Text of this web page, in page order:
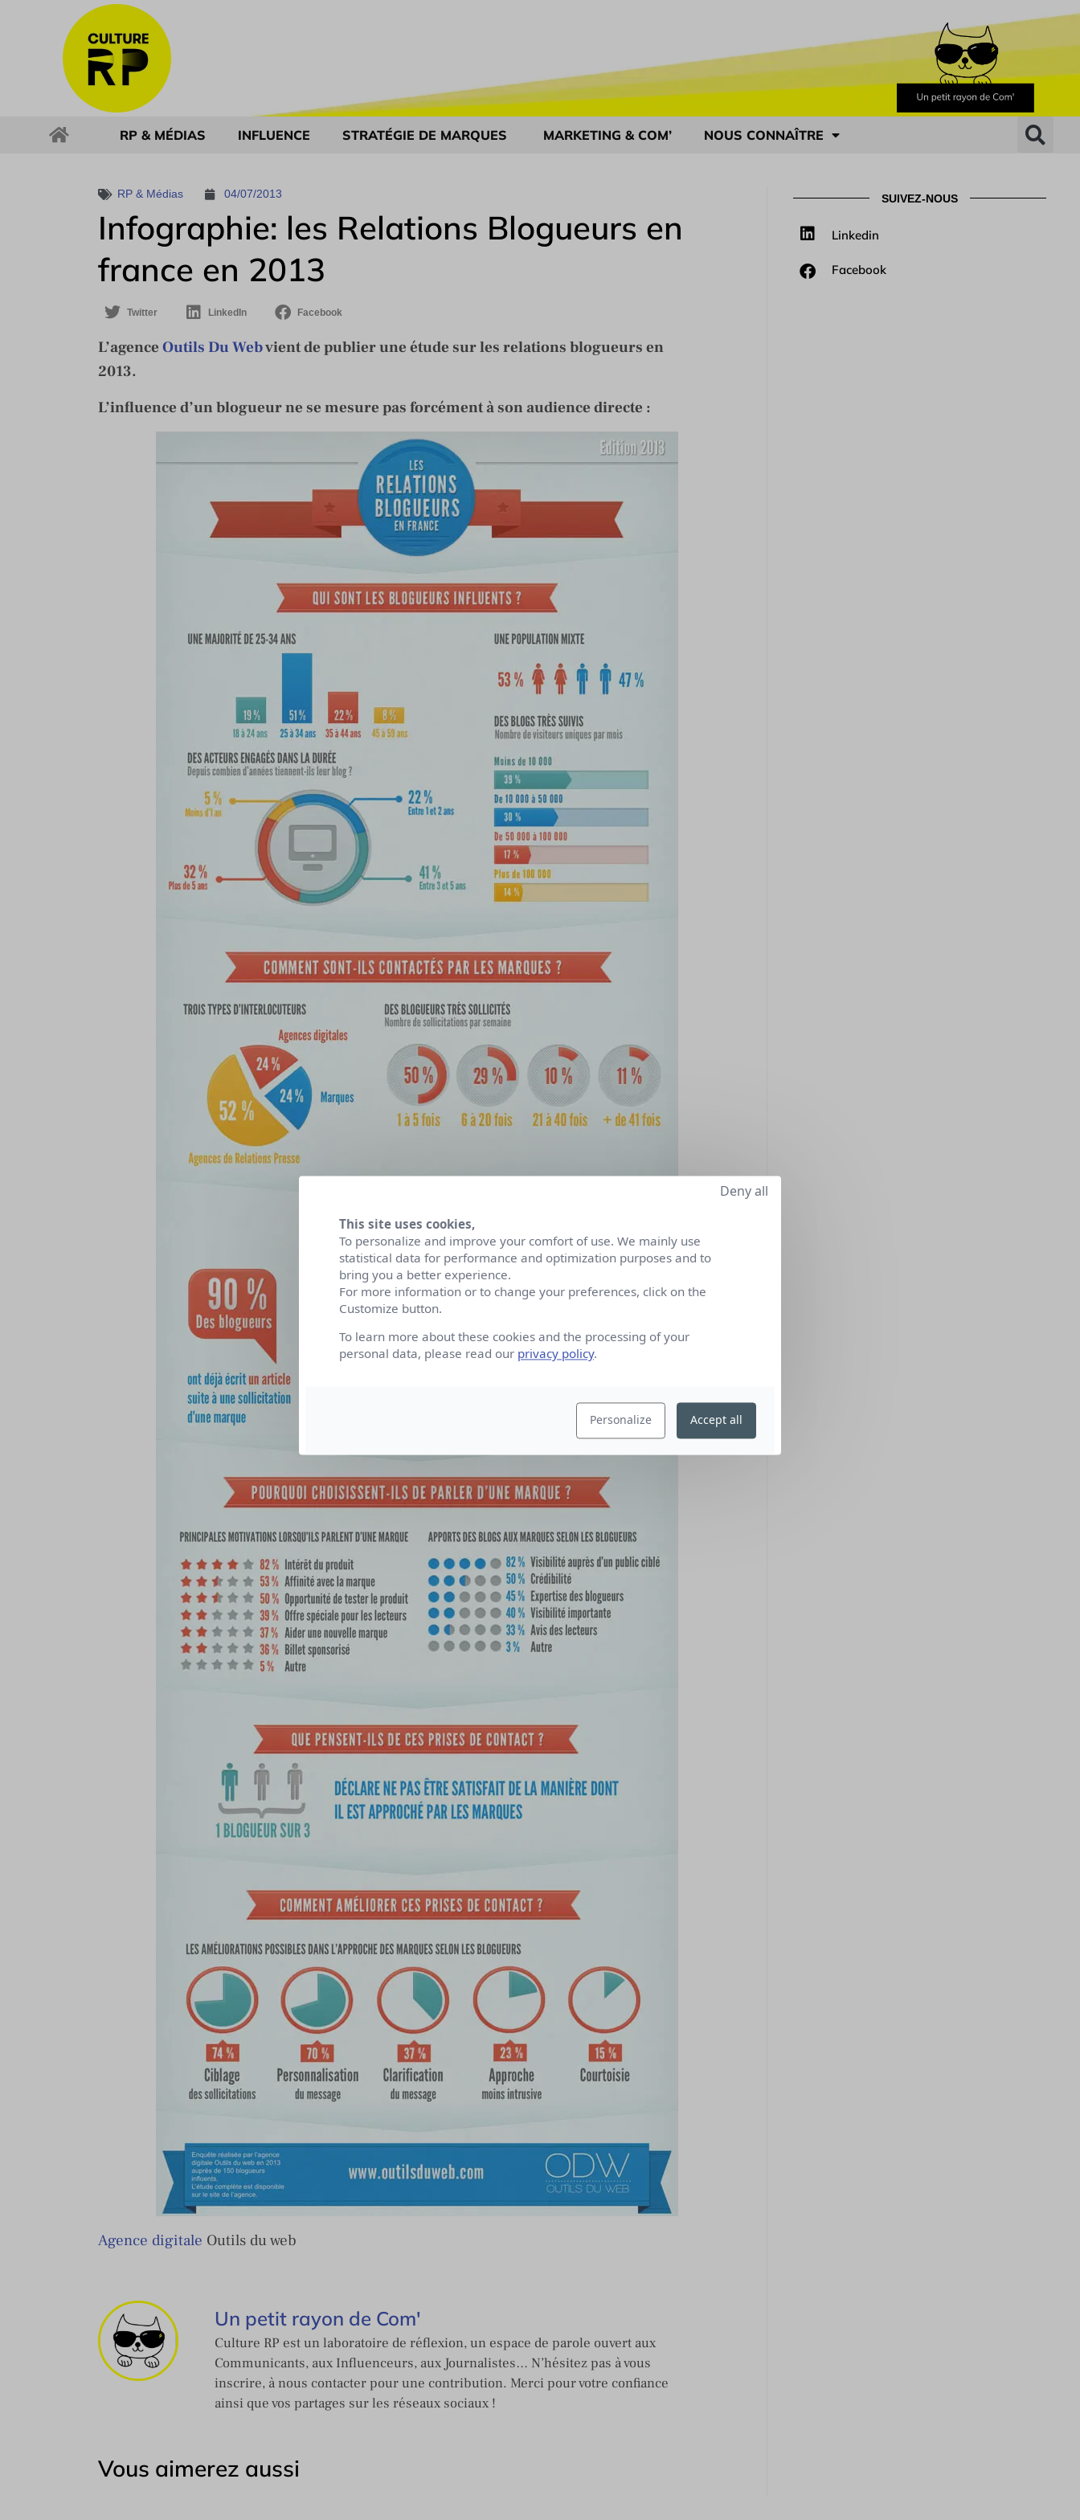
RP & MÉDIAS INFLUENCE STRATÉGIE DE MARQUES MARKETING & COM’ NOUS CONNAÎTRE
RP & Médias 04/07/2013
Infographie: les Relations Blogueurs en
france en 2013
Twitter LinkedIn Facebook
L’agence Outils Du Webvient de publier une étude sur les relations blogueurs en
2013.
L’influence d’un blogueur ne se mesure pas forcément à son audience directe :
Agence digitale Outils du web
Un petit rayon de Com'
Culture RP est un laboratoire de réflexion, un espace de parole ouvert aux
Communicants, aux Influenceurs, aux Journalistes… N’hésitez pas à vous
inscrire, à nous contacter pour une contribution. Merci pour votre confiance
ainsi que vos partages sur les réseaux sociaux !
Vous aimerez aussi
SUIVEZ-NOUS
Linkedin
Facebook
This site uses cookies,
To personalize and improve your comfort of use. We mainly use
statistical data for performance and optimization purposes and to
bring you a better experience.
For more information or to change your preferences, click on the
Customize button.
To learn more about these cookies and the processing of your
personal data, please read our privacy policy.
Personalize
Deny all
Accept all